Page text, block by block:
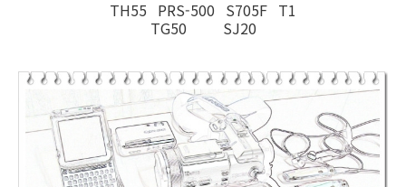
TH55 PRS-500 S705F T1
TG50 SJ20